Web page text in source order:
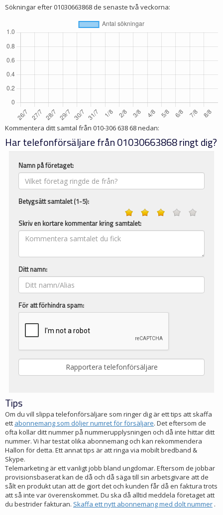
Sökningar efter 01030663868 de senaste två veckorna:
Kommentera ditt samtal från 010-306 638 68nedan:
Har telefonförsäljare från 01030663868 ringt dig?
Namn på företaget:
Betygsätt samtalet (1-5):
Skriv en kortare kommentar kring samtalet:
Ditt namn:
För att förhindra spam:
Tips
Om du vill slippa telefonförsäljare som ringer dig är ett tips att skaffa
ett abonnemang som döljer numret för försäljare. Det eftersom de
ofta kollar ditt nummer på nummerupplysningen och då inte hittar ditt
nummer. Vi har testat olika abonnemang och kan rekommendera
Hallon för detta. Ett annat tips är att ringa via mobilt bredband &
Skype.
Telemarketing är ett vanligt jobb bland ungdomar. Eftersom de jobbar
provisionsbaserat kan de då och då säga till sin arbetsgivare att de
sålt en produkt utan att de gjort det och kunden får då en faktura trots
att så inte var överenskommet. Du ska då alltid meddela företaget att
du bestrider fakturan. Skaffa ett nytt abonnemang med dolt nummer .